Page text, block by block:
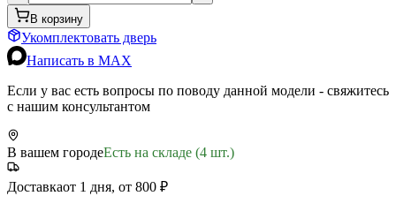
В корзину
Укомплектовать дверь
Написать в MAX
Если у вас есть вопросы по поводу данной модели - свяжитесь
с нашим консультантом
В вашем городеЕсть на складе (4 шт.)
Доставкаот 1 дня, от 800 ₽